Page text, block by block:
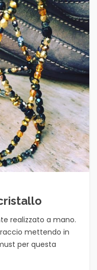
realizzato a mano.
mettendo in
per questa